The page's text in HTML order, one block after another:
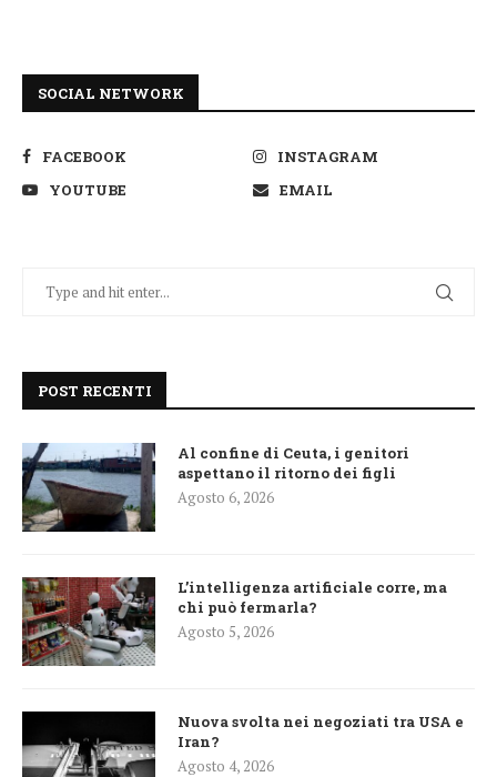
SOCIAL NETWORK
FACEBOOK
INSTAGRAM
YOUTUBE
EMAIL
POST RECENTI
Al confine di Ceuta, i genitori
aspettano il ritorno dei figli
Agosto 6, 2026
L’intelligenza artificiale corre, ma
chi può fermarla?
Agosto 5, 2026
Nuova svolta nei negoziati tra USA e
Iran?
Agosto 4, 2026